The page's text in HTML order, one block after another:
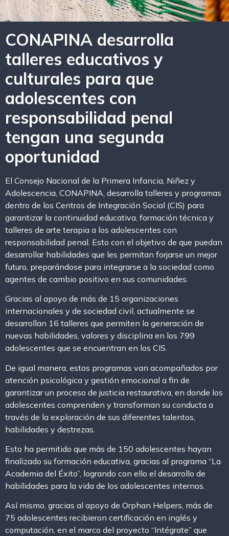
CONAPINA desarrolla
talleres educativos y
culturales para que
adolescentes con
responsabilidad penal
tengan una segunda
oportunidad
El Consejo Nacional de la Primera Infancia, Niñez y
Adolescencia, CONAPINA, desarrolla talleres y programas
dentro de los Centros de Integración Social (CIS) para
garantizar la continuidad educativa, formación técnica y
talleres de arte terapia a los adolescentes con
responsabilidad penal. Esto con el objetivo de que puedan
desarrollar habilidades que les permitan forjarse un mejor
futuro, preparándose para integrarse a la sociedad como
agentes de cambio positivo en sus comunidades.
Gracias al apoyo de más de 15 organizaciones
internacionales y de sociedad civil, actualmente se
desarrollan 16 talleres que permiten la generación de
nuevas habilidades, valores y disciplina en los 799
adolescentes que se encuentran en los CIS.
De igual manera, estos programas van acompañados por
atención psicológica y gestión emocional a fin de
garantizar un proceso de justicia restaurativa, en donde los
adolescentes comprenden y transforman su conducta a
través de la exploración de sus diferentes talentos,
habilidades y destrezas.
Esto ha permitido que más de 150 adolescentes hayan
finalizado su formación educativa, gracias al programa “La
Academia del Éxito”, logrando con ello el desarrollo de
habilidades para la vida de los adolescentes internos.
Así mismo, gracias al apoyo de Orphan Helpers, más de
75 adolescentes recibieron certificación en inglés y
computación, en el marco del proyecto “Intégrate” que